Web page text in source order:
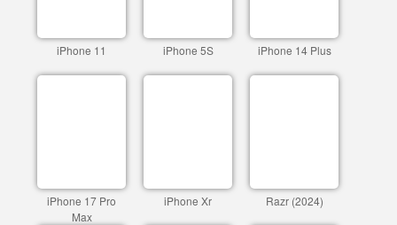
iPhone 11 iPhone 5S iPhone 14 Plus
iPhone 17 Pro
Max
iPhone Xr Razr (2024)